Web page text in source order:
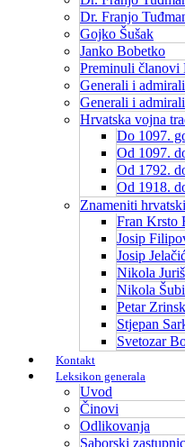
Dr. Franjo
Gojko Šušak
Janko Bobetko
Preminuli članovi
Generali i
Generali i
Hrvatska vojna
Do 1097.
Od 1097.
Od 1792.
Od 1918.
Znameniti
Fran Krsto
Josip
Josip
Nikola
Nikola
Petar
Stjepan
Svetozar
Kontakt
Leksikon generala
Uvod
Činovi
Odlikovanja
Saborski